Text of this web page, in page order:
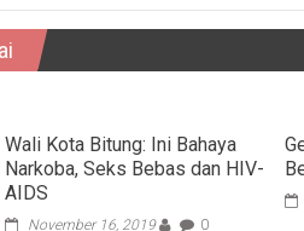
Wali Kota Bitung: Ini Bahaya
Narkoba, Seks Bebas dan HIV-
AIDS
November 16, 2019 0